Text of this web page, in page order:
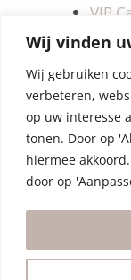
Wij vinden
Wij gebruiken
verbeteren,
op uw interesse
tonen. Door op
hiermee
door op
VIP